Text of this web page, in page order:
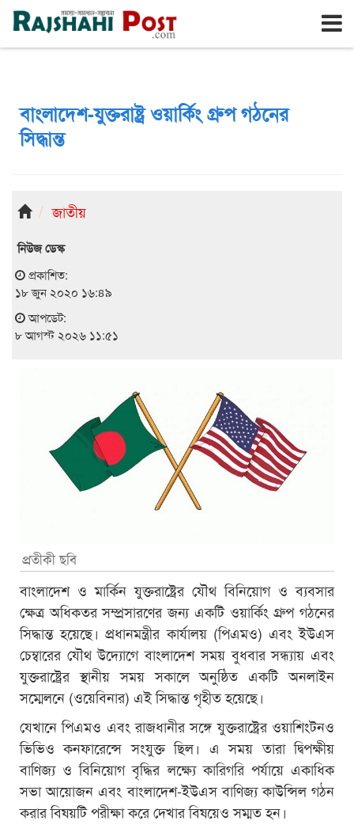
রাজশাহী শনিবার, ৮ই আগস্ট ২০২৬, ২৫শে শ্রাবণ ১৪৩৩
বাংলাদেশ-যুক্তরাষ্ট্র ওয়ার্কিং গ্রুপ গঠনের
সিদ্ধান্ত
জাতীয়
নিউজ ডেস্ক
প্রকাশিত:
১৮ জুন ২০২০ ১৬:৪৯
আপডেট:
৮ আগস্ট ২০২৬ ১১:৫১
প্রতীকী ছবি
বাংলাদেশ ও মার্কিন যুক্তরাষ্ট্রের যৌথ বিনিয়োগ ও ব্যবসার
ক্ষেত্র অধিকতর সম্প্রসারণের জন্য একটি ওয়ার্কিং গ্রুপ গঠনের
সিদ্ধান্ত হয়েছে। প্রধানমন্ত্রীর কার্যালয় (পিএমও) এবং ইউএস
চেম্বারের যৌথ উদ্যোগে বাংলাদেশ সময় বুধবার সন্ধ্যায় এবং
যুক্তরাষ্ট্রের স্থানীয় সময় সকালে অনুষ্ঠিত একটি অনলাইন
সম্মেলনে (ওয়েবিনার) এই সিদ্ধান্ত গৃহীত হয়েছে।
যেখানে পিএমও এবং রাজধানীর সঙ্গে যুক্তরাষ্ট্রের ওয়াশিংটনও
ভিভিও কনফারেন্সে সংযুক্ত ছিল। এ সময় তারা দ্বিপক্ষীয়
বাণিজ্য ও বিনিয়োগ বৃদ্ধির লক্ষ্যে কারিগরি পর্যায়ে একাধিক
সভা আয়োজন এবং বাংলাদেশ-ইউএস বাণিজ্য কাউন্সিল গঠন
করার বিষয়টি পরীক্ষা করে দেখার বিষয়েও সম্মত হন।